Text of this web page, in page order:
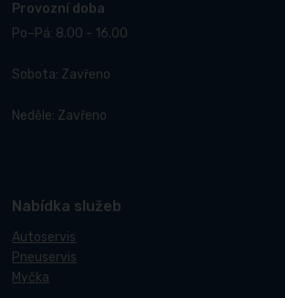
Provozní doba
Po–Pá: 8.00 - 16.00
Sobota: Zavřeno
Neděle: Zavřeno
Nabídka služeb
Autoservis
Pneuservis
Myčka